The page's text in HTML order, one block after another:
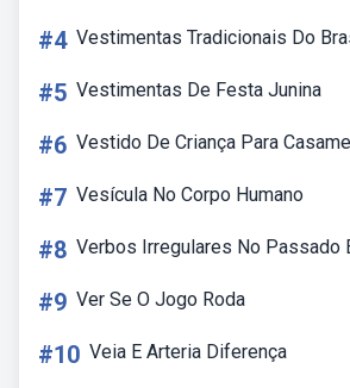
#4 Vestimentas Tradicionais Do
#5 Vestimentas De Festa Junina
#6 Vestido De Criança Para
#7 Vesícula No Corpo Humano
#8 Verbos Irregulares No Passado
#9 Ver Se O Jogo Roda
#10 Veia E Arteria Diferença